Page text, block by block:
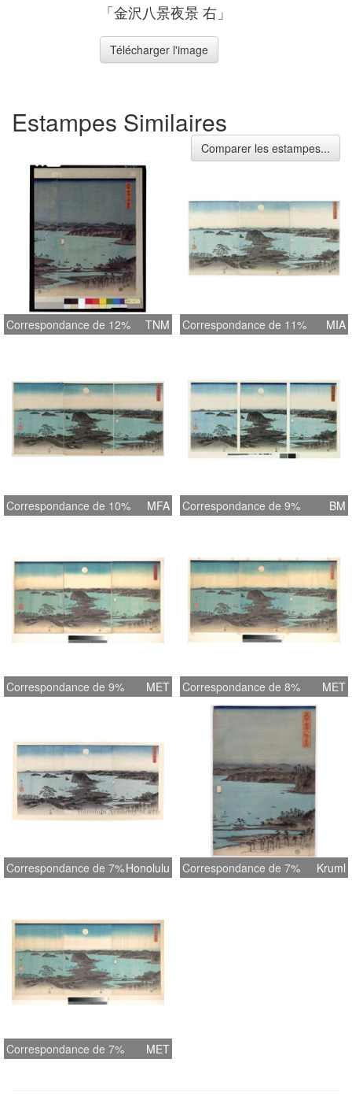
「金沢八景夜景 右」
Télécharger l'image
Estampes Similaires
Comparer les estampes...
Correspondance de 12% TNM Correspondance de 11% MIA
Correspondance de 10% MFA Correspondance de 9% BM
Correspondance de 9% MET Correspondance de 8% MET
Correspondance de 7%Honolulu Correspondance de 7% Kruml
Correspondance de 7% MET